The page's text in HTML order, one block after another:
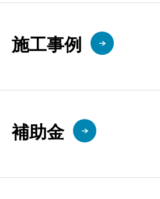
施工事例
補助金